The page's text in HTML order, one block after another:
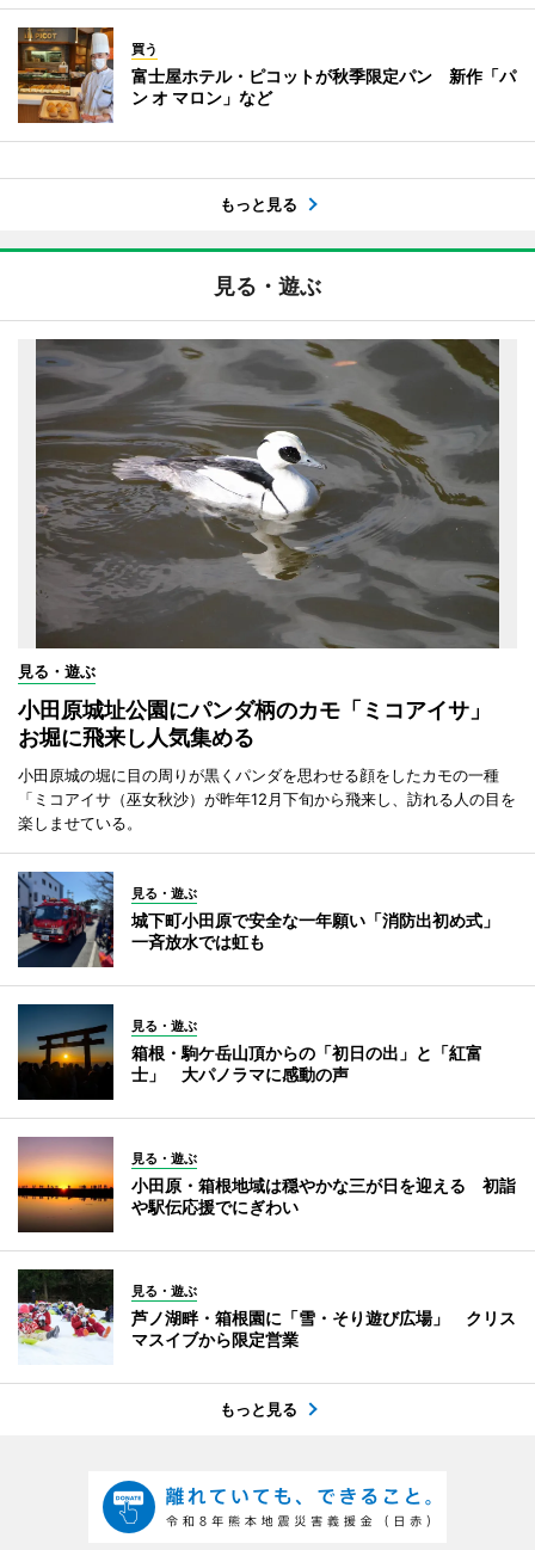
買う
富士屋ホテル・ピコットが秋季限定パン 新作「パ
ン オ マロン」など
もっと見る
見る・遊ぶ
見る・遊ぶ
小田原城址公園にパンダ柄のカモ「ミコアイサ」
お堀に飛来し人気集める
小田原城の堀に目の周りが黒くパンダを思わせる顔をしたカモの一種
「ミコアイサ（巫女秋沙）が昨年12月下旬から飛来し、訪れる人の目を
楽しませている。
見る・遊ぶ
城下町小田原で安全な一年願い「消防出初め式」
一斉放水では虹も
見る・遊ぶ
箱根・駒ケ岳山頂からの「初日の出」と「紅富
士」 大パノラマに感動の声
見る・遊ぶ
小田原・箱根地域は穏やかな三が日を迎える 初詣
や駅伝応援でにぎわい
見る・遊ぶ
芦ノ湖畔・箱根園に「雪・そり遊び広場」 クリス
マスイブから限定営業
もっと見る